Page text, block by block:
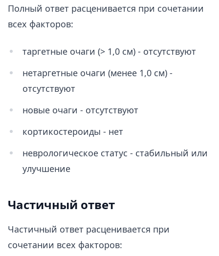
Полный ответ расценивается при сочетании
всех факторов:
таргетные очаги (> 1,0 см) - отсутствуют
нетаргетные очаги (менее 1,0 см) -
отсутствуют
новые очаги - отсутствуют
кортикостероиды - нет
неврологическое статус - стабильный или
улучшение
Частичный ответ
Частичный ответ расценивается при
сочетании всех факторов: